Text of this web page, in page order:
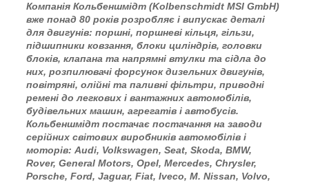
Компанія Кольбеншмідт (Kolbenschmidt MSI GmbH)
вже понад 80 років розробляє і випускає деталі
для двигунів: поршні, поршневі кільця, гільзи,
підшипники ковзання, блоки циліндрів, головки
блоків, клапана та напрямні втулки та сідла до
них, розпилювачі форсунок дизельних двигунів,
повітряні, олійні та паливні фільтри, приводні
ремені до легкових і вантажних автомобілів,
будівельних машин, агрегатів і автобусів.
Кольбеншмідт постачає постачання на заводи
серійних світових виробників автомобілів і
моторів: Audi, Volkswagen, Seat, Skoda, BMW,
Rover, General Motors, Opel, Mercedes, Chrysler,
Porsche, Ford, Jaguar, Fiat, Iveco, M. Nissan, Volvo,